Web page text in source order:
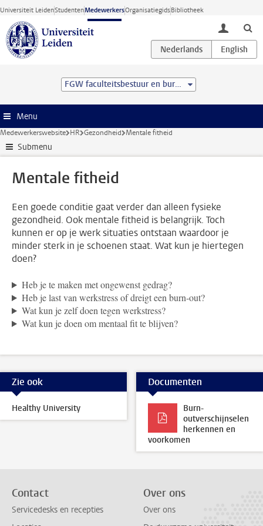
Ga direct naar de inhoud
Universiteit LeidenStudentenMedewerkersOrganisatiegidsBibliotheek
toggle
FGW faculteitsbestuur en bureau
Menu
Medewerkerswebsite HR Gezondheid Mentale fitheid
Submenu
Mentale fitheid
Een goede conditie gaat verder dan alleen fysieke
gezondheid. Ook mentale fitheid is belangrijk. Toch
kunnen er op je werk situaties ontstaan waardoor je
minder sterk in je schoenen staat. Wat kun je hiertegen
doen?
Heb je te maken met ongewenst gedrag?
Heb je last van werkstress of dreigt een burn-out?
Wat kun je zelf doen tegen werkstress?
Wat kun je doen om mentaal fit te blijven?
Zie ook
Healthy University
Documenten
Burn-
outverschijnselen
herkennen en
voorkomen
Contact
Servicedesks en recepties
Over ons
Over ons